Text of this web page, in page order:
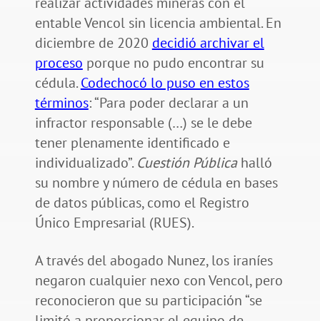
entable Vencol sin licencia ambiental. En
diciembre de 2020 decidió archivar el
proceso porque no pudo encontrar su
cédula.Codechocó lo puso en estos
términos: “Para poder declarar a un
infractor responsable (…) se le debe
tener plenamente identificado e
individualizado”. Cuestión Públicahalló
su nombre y número de cédula en bases
de datos públicas, como el Registro
Único Empresarial (RUES).
A través del abogado Nunez, los iraníes
negaron cualquier nexo con Vencol, pero
reconocieron que su participación “se